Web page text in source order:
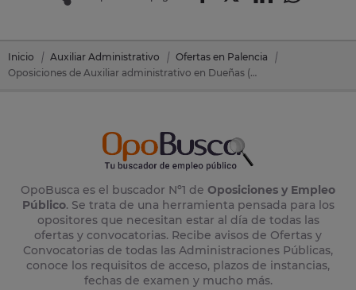
Inicio Auxiliar Administrativo
Ofertas en Palencia
Oposiciones de Auxiliar administrativo en Dueñas (Palencia)
OpoBusca es el buscador Nº1 de Oposiciones y Empleo
Público. Se trata de una herramienta pensada para los
opositores que necesitan estar al día de todas las
ofertas y convocatorias. Recibe avisos de Ofertas y
Convocatorias de todas las Administraciones Públicas,
conoce los requisitos de acceso, plazos de instancias,
fechas de examen y mucho más.